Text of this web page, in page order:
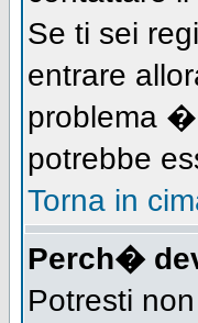
Se ti sei
entrare
problema �
potrebbe
Torna in
Perch�
Potresti